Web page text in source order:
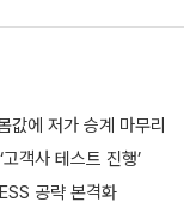
에 저가 승계 마무리
객사 테스트 진행’
공략 본격화